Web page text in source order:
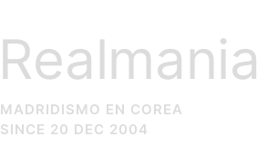
Realmania
MADRIDISMO EN COREA
SINCE 20 DEC 2004